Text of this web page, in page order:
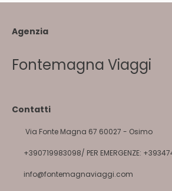
Agenzia
Fontemagna Viaggi
Contatti
Via Fonte Magna 67 60027 - Osimo
+390719983098/ PER EMERGENZE:
info@fontemagnaviaggi.com